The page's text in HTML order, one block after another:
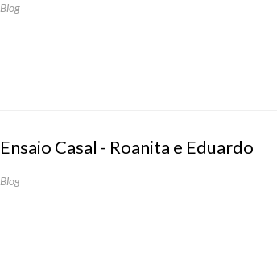
Blog
Ensaio Casal - Roanita e Eduardo
Blog